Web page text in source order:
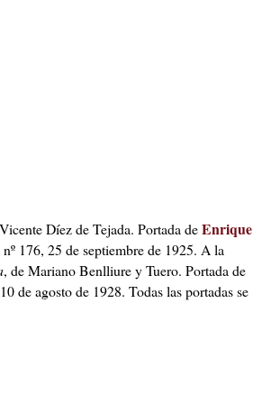
Díez de Tejada. Portada deEnrique
176, 25 de septiembre de 1925. A la
, de Mariano Benlliure y Tuero. Portada de
de agosto de 1928. Todas las portadas se